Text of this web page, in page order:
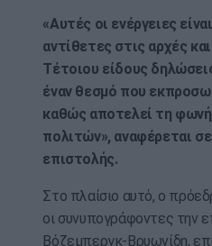
«Αυτές οι ενέργειες
αντίθετες στις αρχές
Τέτοιου είδους
έναν θεσμό που
καθώς αποτελεί τη
πολιτών», αναφέρεται
επιστολής.
Στο πλαίσιο αυτό, ο
οι συνυπογράφοντες την
Βόζεμπεργκ-Βρυωνίδη,